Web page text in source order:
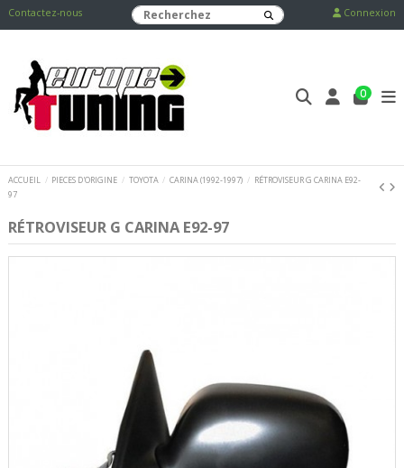
Contactez-nous Connexion
0
ACCUEIL PIECES D'ORIGINE TOYOTA CARINA (1992-1997)
RÉTROVISEUR G CARINA E92-
97
RÉTROVISEUR G CARINA E92-97